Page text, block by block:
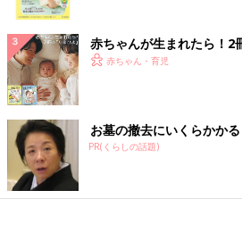
赤ちゃんが生まれたら！2
赤ちゃん・育児
お墓の撤去にいくらかか
PR(くらしの話題)